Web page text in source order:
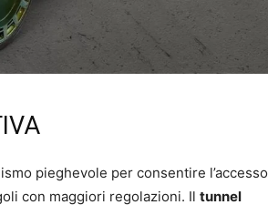
pieghevole per consentire l’accesso
con maggiori regolazioni. Il tunnel